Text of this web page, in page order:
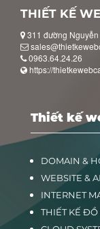
THIẾT KẾ
311 đường
0963.64.24.26
https://
Thiết kế
DOMAIN &
WEBSITE &
INTERNET
THIẾT KẾ ĐỒ